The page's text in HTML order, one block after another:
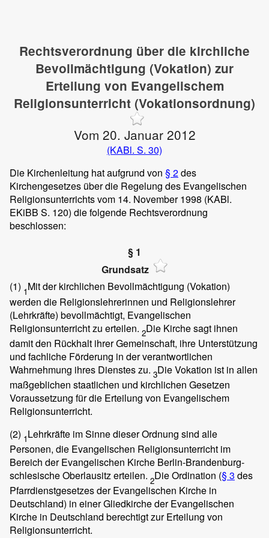
Rechtsverordnung über die kirchliche
Bevollmächtigung (Vokation) zur
Erteilung von Evangelischem
Religionsunterricht (Vokationsordnung)
Vom 20. Januar 2012
(KABl. S. 30)
Die Kirchenleitung hat aufgrund von § 2des
Kirchengesetzes über die Regelung des Evangelischen
Religionsunterrichts vom 14. November 1998 (KABl.
EKiBB S. 120) die folgende Rechtsverordnung
beschlossen:
§ 1
Grundsatz
(1) 1Mit der kirchlichen Bevollmächtigung (Vokation)
werden die Religionslehrerinnen und Religionslehrer
(Lehrkräfte) bevollmächtigt, Evangelischen
Religionsunterricht zu erteilen. 2Die Kirche sagt ihnen
damit den Rückhalt ihrer Gemeinschaft, ihre Unterstützung
und fachliche Förderung in der verantwortlichen
Wahrnehmung ihres Dienstes zu. 3Die Vokation ist in allen
maßgeblichen staatlichen und kirchlichen Gesetzen
Voraussetzung für die Erteilung von Evangelischem
Religionsunterricht.
(2) 1Lehrkräfte im Sinne dieser Ordnung sind alle
Personen, die Evangelischen Religionsunterricht im
Bereich der Evangelischen Kirche Berlin-Brandenburg-
schlesische Oberlausitz erteilen. 2Die Ordination (§ 3 des
Pfarrdienstgesetzes der Evangelischen Kirche in
Deutschland) in einer Gliedkirche der Evangelischen
Kirche in Deutschland berechtigt zur Erteilung von
Religionsunterricht.